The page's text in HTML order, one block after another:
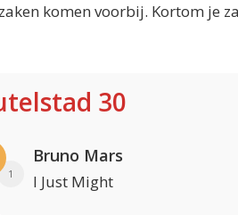
komen voorbij. Kortom je
30
1
Bruno Mars
I Just Might